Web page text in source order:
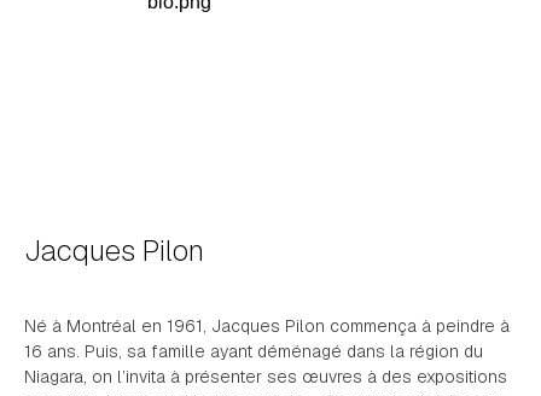
Jacques Pilon
Né à Montréal en 1961, Jacques Pilon commença à peindre à
16 ans. Puis, sa famille ayant déménagé dans la région du
Niagara, on l’invita à présenter ses œuvres à des expositions